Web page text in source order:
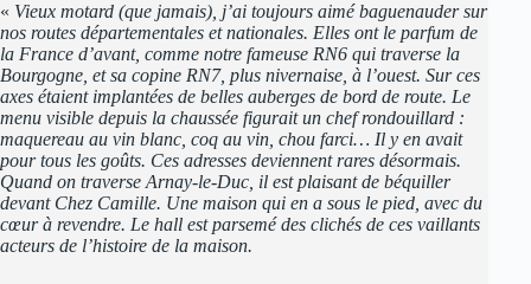
« Vieux motard (que jamais), j’ai toujours aimé baguenauder sur
nos routes départementales et nationales. Elles ont le parfum de
la France d’avant, comme notre fameuse RN6 qui traverse la
Bourgogne, et sa copine RN7, plus nivernaise, à l’ouest. Sur ces
axes étaient implantées de belles auberges de bord de route. Le
menu visible depuis la chaussée figurait un chef rondouillard :
maquereau au vin blanc, coq au vin, chou farci… Il y en avait
pour tous les goûts. Ces adresses deviennent rares désormais.
Quand on traverse Arnay-le-Duc, il est plaisant de béquiller
devant Chez Camille. Une maison qui en a sous le pied, avec du
cœur à revendre. Le hall est parsemé des clichés de ces vaillants
acteurs de l’histoire de la maison.